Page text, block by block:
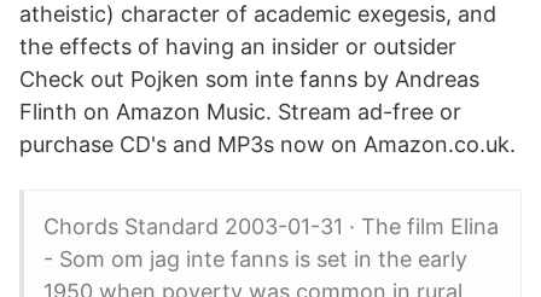
atheistic) character of academic exegesis, and
the effects of having an insider or outsider
Check out Pojken som inte fanns by Andreas
Flinth on Amazon Music. Stream ad-free or
purchase CD's and MP3s now on Amazon.co.uk.
Chords Standard 2003-01-31 · The film Elina
- Som om jag inte fanns is set in the early
1950 when poverty was common in rural